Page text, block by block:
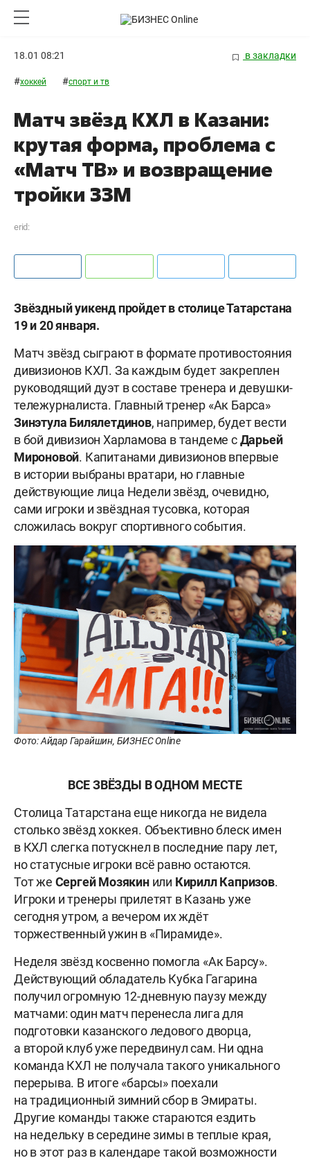
18.01 08:21 в закладки
#хоккей #спорт и тв
Матч звёзд КХЛ в Казани:
крутая форма, проблема с
«Матч ТВ» и возвращение
тройки ЗЗМ
erid:
Звёздный уикенд пройдет в столице Татарстана
19 и 20 января.
Матч звёзд сыграют в формате противостояния
дивизионов КХЛ. За каждым будет закреплен
руководящий дуэт в составе тренера и девушки-
тележурналиста. Главный тренер «Ак Барса»
Зинэтула Билялетдинов, например, будет вести
в бой дивизион Харламова в тандеме сДарьей
Мироновой. Капитанами дивизионов впервые
в истории выбраны вратари, но главные
действующие лица Недели звёзд, очевидно,
сами игроки и звёздная тусовка, которая
сложилась вокруг спортивного события.
Фото: Айдар Гарайшин, БИЗНЕС Online
ВСЕ ЗВЁЗДЫ В ОДНОМ МЕСТЕ
Столица Татарстана еще никогда не видела
столько звёзд хоккея. Объективно блеск имен
в КХЛ слегка потускнел в последние пару лет,
но статусные игроки всё равно остаются.
Тот же Сергей Мозякин или КириллКапризов.
Игроки и тренеры прилетят в Казань уже
сегодня утром, а вечером их ждёт
торжественный ужин в «Пирамиде».
Неделя звёзд косвенно помогла «Ак Барсу».
Действующий обладатель Кубка Гагарина
получил огромную 12-дневную паузу между
матчами: один матч перенесла лига для
подготовки казанского ледового дворца,
а второй клуб уже передвинул сам. Ни одна
команда КХЛ не получала такого уникального
перерыва. В итоге «барсы» поехали
на традиционный зимний сбор в Эмираты.
Другие команды также стараются ездить
на недельку в середине зимы в теплые края,
но в этот раз в календаре такой возможности